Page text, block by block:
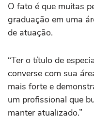
O fato é que muitas
graduação em uma
de atuação.
“Ter o título de
converse com sua
mais forte e
um profissional que
manter atualizado.”